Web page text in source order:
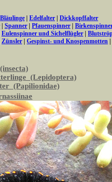
Bläulinge Edelfalter
Dickkopffalter
Spanner Pfauenspinner
Eulenspinner und Sichelflügler
Zünsler Gespinst- und Knospenmotten
(Lepidoptera)
(Papilionidae)